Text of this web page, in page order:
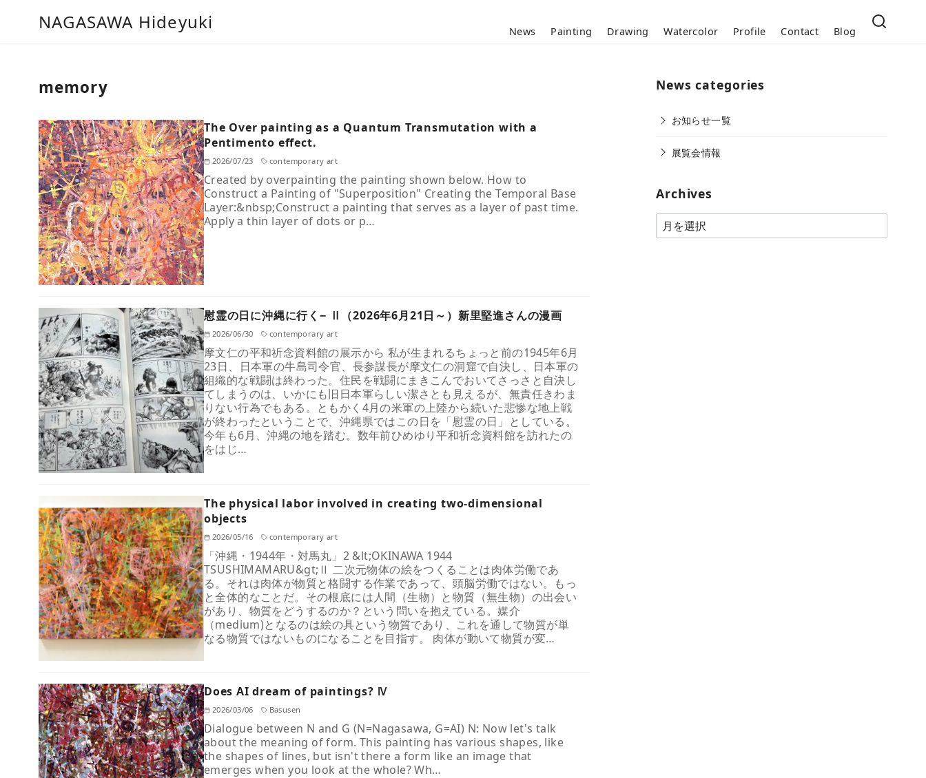
NAGASAWA Hideyuki News Painting Drawing Watercolor Profile Contact Blog
memory
The Over painting as a Quantum Transmutation with a
Pentimento effect.
2026/07/23 contemporary art
Created by overpainting the painting shown below. How to
Construct a Painting of "Superposition" Creating the Temporal Base
Layer:&nbsp;Construct a painting that serves as a layer of past time.
Apply a thin layer of dots or p…
慰霊の日に沖縄に行く− Ⅱ（2026年6月21日～）新里堅進さんの漫画
2026/06/30 contemporary art
摩文仁の平和祈念資料館の展示から 私が生まれるちょっと前の1945年6月
23日、日本軍の牛島司令官、長参謀長が摩文仁の洞窟で自決し、日本軍の
組織的な戦闘は終わった。住民を戦闘にまきこんでおいてさっさと自決し
てしまうのは、いかにも旧日本軍らしい潔さとも見えるが、無責任きわま
りない行為でもある。ともかく4月の米軍の上陸から続いた悲惨な地上戦
が終わったということで、沖縄県ではこの日を「慰霊の日」としている。
今年も6月、沖縄の地を踏む。数年前ひめゆり平和祈念資料館を訪れたの
をはじ…
The physical labor involved in creating two-dimensional
objects
2026/05/16 contemporary art
「沖縄・1944年・対馬丸」2 &lt;OKINAWA 1944
TSUSHIMAMARU&gt;Ⅱ 二次元物体の絵をつくることは肉体労働であ
る。それは肉体が物質と格闘する作業であって、頭脳労働ではない。もっ
と全体的なことだ。その根底には人間（生物）と物質（無生物）の出会い
があり、物質をどうするのか？という問いを抱えている。媒介
（medium)となるのは絵の具という物質であり、これを通して物質が単
なる物質ではないものになることを目指す。 肉体が動いて物質が変…
Does AI dream of paintings? Ⅳ
2026/03/06 Basusen
Dialogue between N and G (N=Nagasawa, G=AI) N: Now let's talk
about the meaning of form. This painting has various shapes, like
the shapes of lines, but isn't there a form like an image that
emerges when you look at the whole? Wh…
News categories
お知らせ一覧
展覧会情報
Archives
r